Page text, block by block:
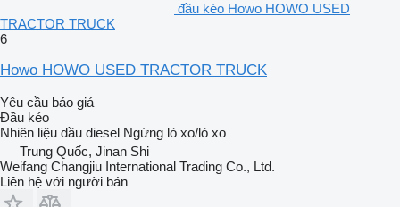
đầu kéo Howo HOWO USED
TRACTOR TRUCK
6
Howo HOWO USED TRACTOR TRUCK
Yêu cầu báo giá
Đầu kéo
Nhiên liệu dầu diesel Ngừng lò xo/lò xo
Trung Quốc, Jinan Shi
Weifang Changjiu International Trading Co., Ltd.
Liên hệ với người bán